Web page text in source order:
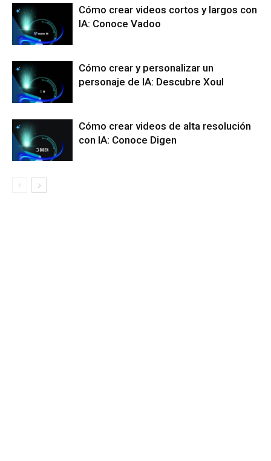
Cómo crear videos cortos y largos con
IA: Conoce Vadoo
Cómo crear y personalizar un
personaje de IA: Descubre Xoul
Cómo crear videos de alta resolución
con IA: Conoce Digen